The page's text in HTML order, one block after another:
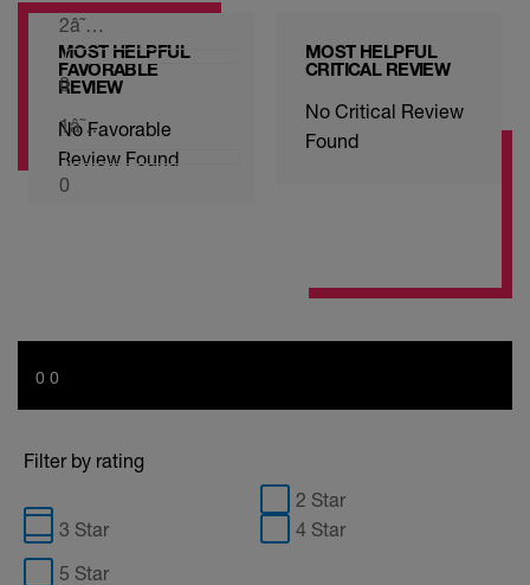
2â˜…
0
1â˜…
0
MOST HELPFUL
FAVORABLE
REVIEW
No Favorable
Review Found
MOST HELPFUL
CRITICAL REVIEW
No Critical Review
Found
0 0
Filter by rating
2 Star
3 Star
4 Star
5 Star